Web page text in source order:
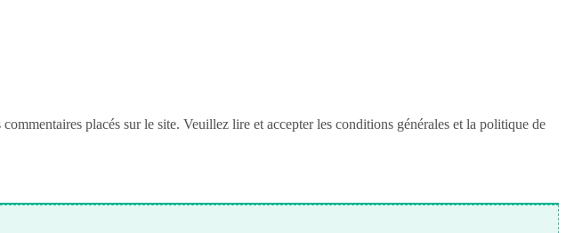
placés sur le site. Veuillez lire et accepter les conditions générales et la politique de